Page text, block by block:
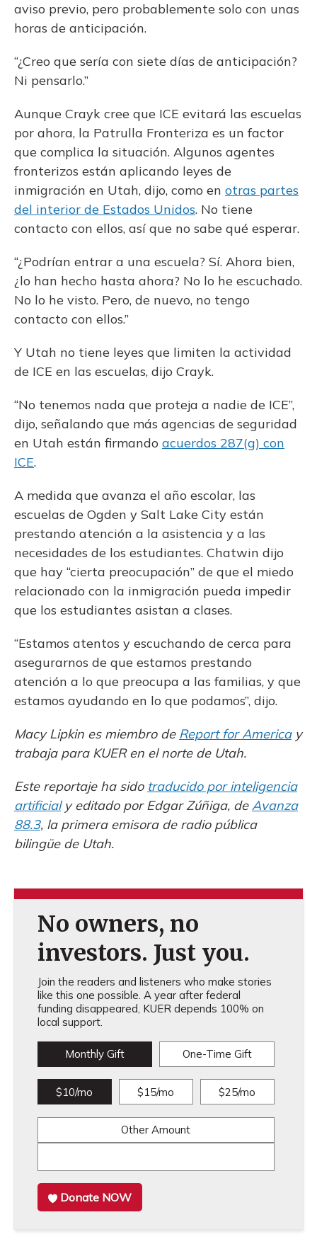
aviso previo, pero probablemente solo con unas
horas de anticipación.
“¿Creo que sería con siete días de anticipación?
Ni pensarlo.”
Aunque Crayk cree que ICE evitará las escuelas
por ahora, la Patrulla Fronteriza es un factor
que complica la situación. Algunos agentes
fronterizos están aplicando leyes de
inmigración en Utah, dijo, como en otras partes
del interior de Estados Unidos. No tiene
contacto con ellos, así que no sabe qué esperar.
“¿Podrían entrar a una escuela? Sí. Ahora bien,
¿lo han hecho hasta ahora? No lo he escuchado.
No lo he visto. Pero, de nuevo, no tengo
contacto con ellos.”
Y Utah no tiene leyes que limiten la actividad
de ICE en las escuelas, dijo Crayk.
“No tenemos nada que proteja a nadie de ICE”,
dijo, señalando que más agencias de seguridad
en Utah están firmando acuerdos 287(g) con
ICE.
A medida que avanza el año escolar, las
escuelas de Ogden y Salt Lake City están
prestando atención a la asistencia y a las
necesidades de los estudiantes. Chatwin dijo
que hay “cierta preocupación” de que el miedo
relacionado con la inmigración pueda impedir
que los estudiantes asistan a clases.
“Estamos atentos y escuchando de cerca para
asegurarnos de que estamos prestando
atención a lo que preocupa a las familias, y que
estamos ayudando en lo que podamos”, dijo.
Macy Lipkin es miembro de Report for Americay
trabaja para KUER en el norte de Utah.
Este reportaje ha sido traducido por inteligencia
artificialy editado por Edgar Zúñiga, deAvanza
88.3, la primera emisora de radio pública
bilingüe de Utah.
No owners, no
investors. Just you.
Join the readers and listeners who make stories
like this one possible. A year after federal
funding disappeared, KUER depends 100% on
local support.
Monthly Gift One-Time Gift
$10/mo $15/mo $25/mo
Other Amount
Donate NOW